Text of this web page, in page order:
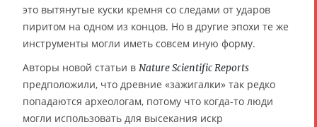
это вытянутые куски кремня со следами от ударов
пиритом на одном из концов. Но в другие эпохи те же
инструменты могли иметь совсем иную форму.
Авторы новой статьи в Nature Scientific Reports
предположили, что древние «зажигалки» так редко
попадаются археологам, потому что когда-то люди
могли использовать для высекания искр